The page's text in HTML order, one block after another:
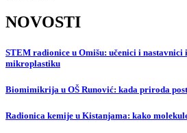
NOVOSTI
STEM radionice u Omišu: učenici i
mikroplastiku
Biomimikrija u OŠ Runović: kada priroda
Radionica kemije u Kistanjama: kako